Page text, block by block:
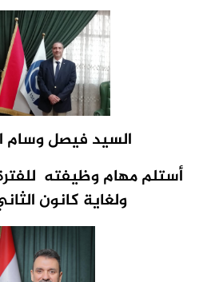
السيد فيصل وسام
أستلم مهام وظيفته
ولغاية كانون الثاني